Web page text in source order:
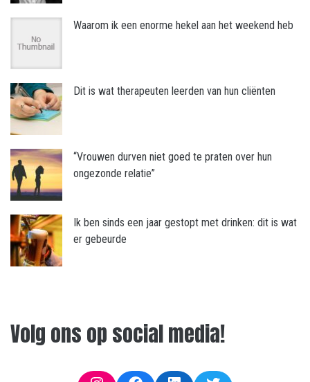
Waarom ik een enorme hekel aan het weekend heb
Dit is wat therapeuten leerden van hun cliënten
“Vrouwen durven niet goed te praten over hun
ongezonde relatie”
Ik ben sinds een jaar gestopt met drinken: dit is wat
er gebeurde
Volg ons op social media!